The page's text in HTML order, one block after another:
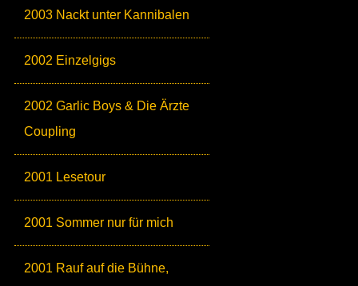
2003 Nackt unter Kannibalen
2002 Einzelgigs
2002 Garlic Boys & Die Ärzte
Coupling
2001 Lesetour
2001 Sommer nur für mich
2001 Rauf auf die Bühne,